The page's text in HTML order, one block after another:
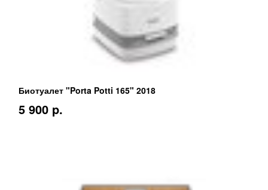
Биотуалет "Porta Potti 165" 2018
5 900 p.